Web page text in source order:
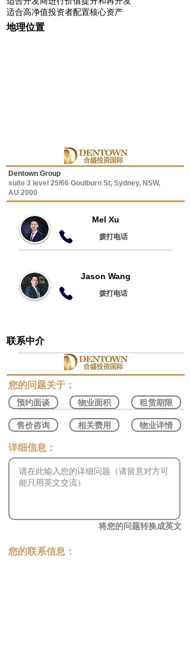
适合高净值投资者配置核心资产
地理位置
Dentown Group
suite 3 level 25/66 Goulburn St, Sydney, NSW,
AU 2000
Mel Xu
​拨打电话
Jason Wang
​拨打电话
联系中介
​您的问题关于：
预约面谈
售价咨询
物业面积
相关费用
租赁期限
物业详情
​详细信息：
将您的问题转换成英文
您的联系信息：